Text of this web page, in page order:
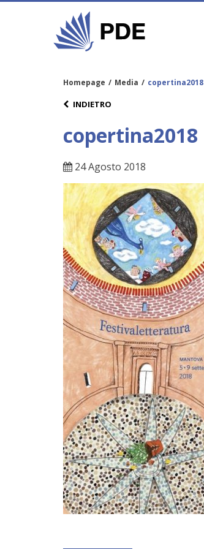
Homepage / Media / copertina2018
INDIETRO
copertina2018
24 Agosto 2018